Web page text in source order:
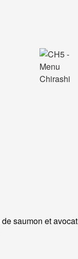
saumon et avocat